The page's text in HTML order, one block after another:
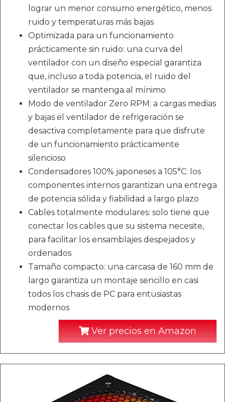
lograr un menor consumo energético, menos
ruido y temperaturas más bajas
Optimizada para un funcionamiento
prácticamente sin ruido: una curva del
ventilador con un diseño especial garantiza
que, incluso a toda potencia, el ruido del
ventilador se mantenga al mínimo
Modo de ventilador Zero RPM: a cargas medias
y bajas el ventilador de refrigeración se
desactiva completamente para que disfrute
de un funcionamiento prácticamente
silencioso
Condensadores 100% japoneses a 105°C: los
componentes internos garantizan una entrega
de potencia sólida y fiabilidad a largo plazo
Cables totalmente modulares: solo tiene que
conectar los cables que su sistema necesite,
para facilitar los ensamblajes despejados y
ordenados
Tamaño compacto: una carcasa de 160 mm de
largo garantiza un montaje sencillo en casi
todos los chasis de PC para entusiastas
modernos
Ver precios en Amazon